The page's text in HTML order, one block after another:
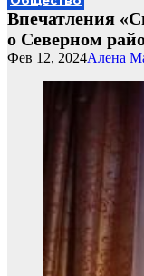
Впечатления
о Северном
Алена
Фев 12, 2024